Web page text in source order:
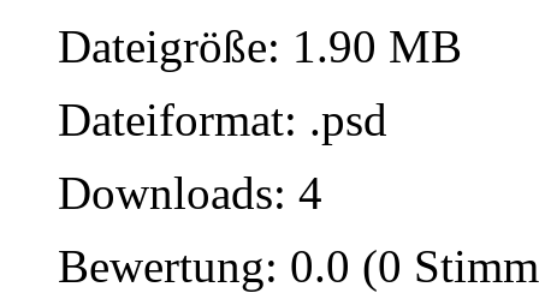
Dateigröße: 1.90 MB
Dateiformat: .psd
Downloads: 4
Bewertung: 0.0 (0